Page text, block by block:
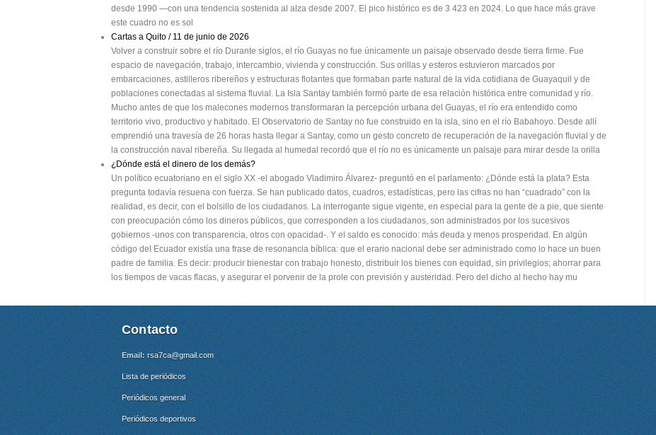
desde 1990 —con una tendencia sostenida al alza desde 2007. El pico histórico es de 3 423 en 2024. Lo que hace más grave
este cuadro no es sol
Cartas a Quito / 11 de junio de 2026
Volver a construir sobre el río Durante siglos, el río Guayas no fue únicamente un paisaje observado desde tierra firme. Fue
espacio de navegación, trabajo, intercambio, vivienda y construcción. Sus orillas y esteros estuvieron marcados por
embarcaciones, astilleros ribereños y estructuras flotantes que formaban parte natural de la vida cotidiana de Guayaquil y de
poblaciones conectadas al sistema fluvial. La Isla Santay también formó parte de esa relación histórica entre comunidad y río.
Mucho antes de que los malecones modernos transformaran la percepción urbana del Guayas, el río era entendido como
territorio vivo, productivo y habitado. El Observatorio de Santay no fue construido en la isla, sino en el río Babahoyo. Desde allí
emprendió una travesía de 26 horas hasta llegar a Santay, como un gesto concreto de recuperación de la navegación fluvial y de
la construcción naval ribereña. Su llegada al humedal recordó que el río no es únicamente un paisaje para mirar desde la orilla
¿Dónde está el dinero de los demás?
Un político ecuatoriano en el siglo XX -el abogado Vladimiro Álvarez- preguntó en el parlamento: ¿Dónde está la plata? Esta
pregunta todavía resuena con fuerza. Se han publicado datos, cuadros, estadísticas, pero las cifras no han “cuadrado” con la
realidad, es decir, con el bolsillo de los ciudadanos. La interrogante sigue vigente, en especial para la gente de a pie, que siente
con preocupación cómo los dineros públicos, que corresponden a los ciudadanos, son administrados por los sucesivos
gobiernos -unos con transparencia, otros con opacidad-. Y el saldo es conocido: más deuda y menos prosperidad. En algún
código del Ecuador existía una frase de resonancia bíblica: que el erario nacional debe ser administrado como lo hace un buen
padre de familia. Es decir: producir bienestar con trabajo honesto, distribuir los bienes con equidad, sin privilegios; ahorrar para
los tiempos de vacas flacas, y asegurar el porvenir de la prole con previsión y austeridad. Pero del dicho al hecho hay mu
Contacto
Email: rsa7ca@gmail.com
Lista de periódicos
Periódicos general
Periódicos deportivos